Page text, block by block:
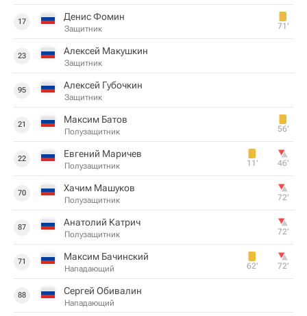
17 Денис Фомин
Защитник 71‎’‎
23 Алексей Макушкин
Защитник
95 Алексей Губочкин
Защитник
21 Максим Батов
Полузащитник 56‎’‎
22 Евгений Маричев
Полузащитник 11‎’‎ 46‎’‎
70 Хачим Машуков
Полузащитник 72‎’‎
87 Анатолий Катрич
Полузащитник 72‎’‎
71 Максим Бачинский
Нападающий 62‎’‎ 72‎’‎
88 Сергей Обивалин
Нападающий